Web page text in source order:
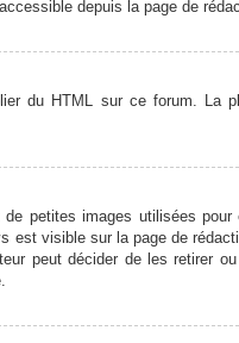
depuis la page de
du HTML sur ce forum. La
petites images utilisées
est visible sur la page de
peut décider de les retirer